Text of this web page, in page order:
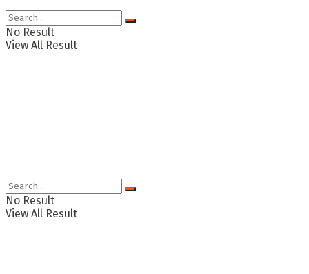
No Result
View All Result
No Result
View All Result